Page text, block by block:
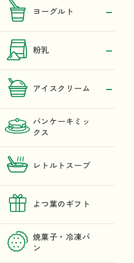
ヨーグルト
粉乳
アイスクリーム
パンケーキミッ
クス
レトルトスープ
よつ葉のギフト
焼菓子・冷凍パ
ン